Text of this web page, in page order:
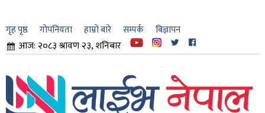
गृह पृष्ठ गोपनियता हाम्रो बारे सम्पर्क बिज्ञापन
आज: २०८३ श्रावण २३, शनिबार